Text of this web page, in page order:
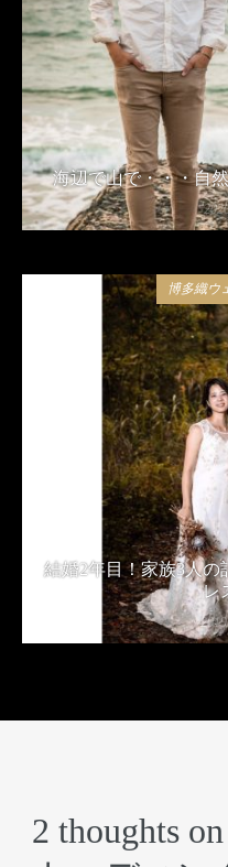
海辺で山で・・・自
博多織ウ
結婚2年目！家族3人の
レ
2 thoughts